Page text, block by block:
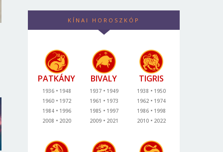
KÍNAI HOROSZKÓP
PATKÁNY
1936
1948
1960
1972
1984
1996
2008
2020
BIVALY
1937
1949
1961
1973
1985
1997
2009
2021
TIGRIS
1938
1950
1962
1974
1986
1998
2010
2022